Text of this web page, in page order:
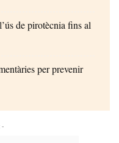
de pirotècnia fins al
per prevenir
-